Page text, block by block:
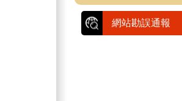
網站勘誤通報